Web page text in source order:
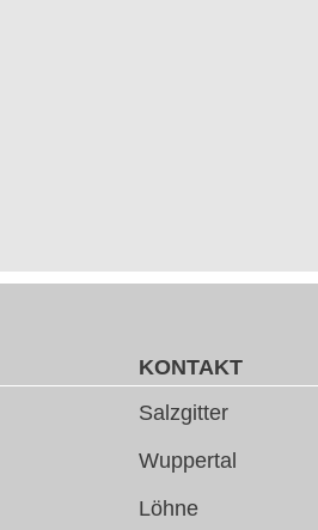
KONTAKT
Salzgitter
Wuppertal
Löhne